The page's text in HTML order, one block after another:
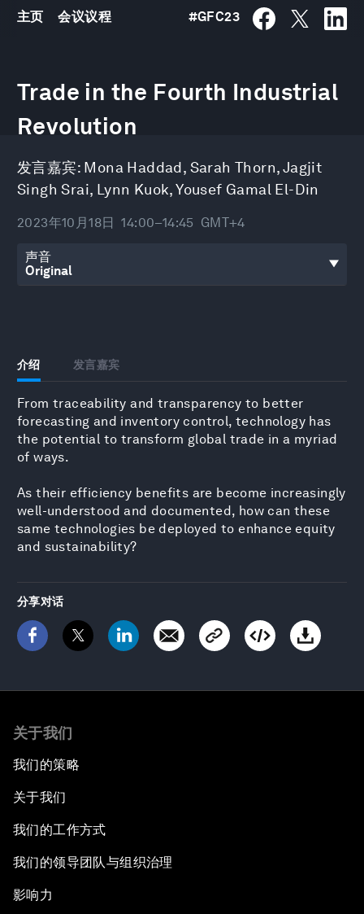
主页 会议议程 #GFC23
Trade in the Fourth Industrial
Revolution
发言嘉宾: Mona Haddad, Sarah Thorn,Jagjit
Singh Srai, Lynn Kuok,Yousef Gamal El-Din
2023年10月18日 14:00–14:45 GMT+4
声音
介绍 发言嘉宾
From traceability and transparency to better
forecasting and inventory control, technology has
the potential to transform global trade in a myriad
of ways.
As their efficiency benefits are become increasingly
well-understood and documented, how can these
same technologies be deployed to enhance equity
and sustainability?
分享对话
minutes,
4
关于我们
我们的策略
关于我们
我们的工作方式
我们的领导团队与组织治理
影响力